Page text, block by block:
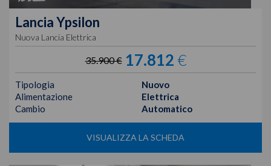
LanciaYpsilon
Nuova Lancia Elettrica
35.900 € 17.812€
Tipologia
Nuovo
Alimentazione
Elettrica
Cambio
Automatico
VISUALIZZA LA SCHEDA